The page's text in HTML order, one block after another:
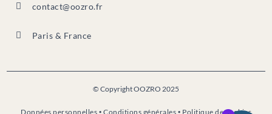
 contact@oozro.fr
 Paris & France
© Copyright OOZRO 2025
Données personnelles Conditions générales Politique de cookies